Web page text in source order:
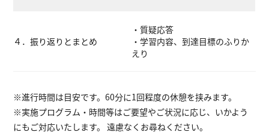
４．振り返りとまとめ
・質疑応答
・学習内容、到達目標のふりか
えり
※進行時間は目安です。60分に1回程度の休憩を挟みます。
※実施プログラム・時間等はご要望やご状況に応じ、いかよう
にもご対応いたします。 遠慮なくお尋ねください。